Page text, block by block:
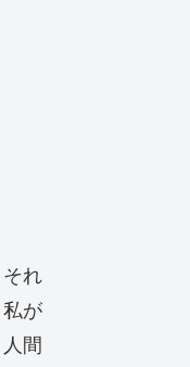
れ
が
間